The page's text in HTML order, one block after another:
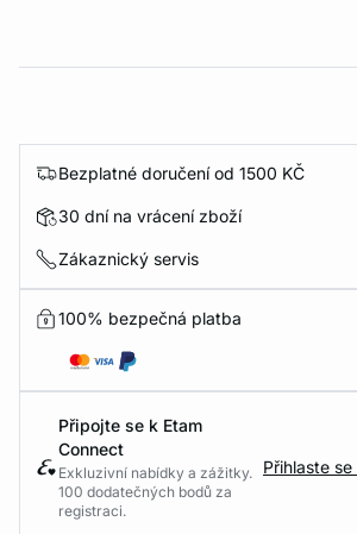
Bezplatné doručení od 1500 KČ
30 dní na vrácení zboží
Zákaznický servis
100% bezpečná platba
Připojte se k Etam
Connect
Exkluzivní nabídky a zážitky.
100 dodatečných bodů za
registraci.
Přihlaste